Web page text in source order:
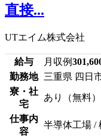
直接...
UTエイム株式会社
給与 月収例
勤務地 三重県 四日
寮・社
宅
あり（無料）
仕事内
容
半導体工場 /